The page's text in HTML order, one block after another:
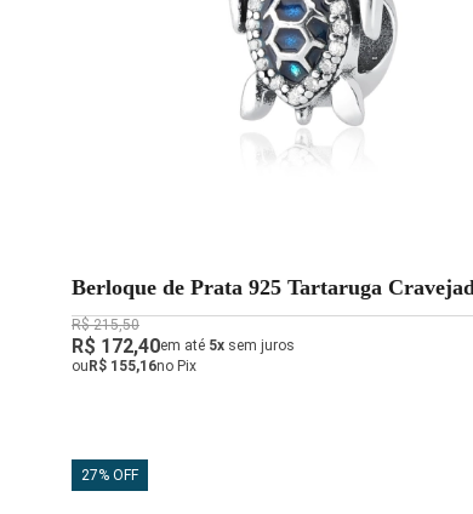
Berloque de Prata 925 Tartaruga Cravejada
Separador
R$ 215,50
R$ 172,40em até 5x sem juros
ouR$ 155,16no Pix
27% OFF